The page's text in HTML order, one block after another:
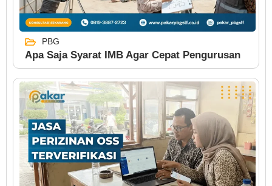
PBG
Apa Saja Syarat IMB Agar Cepat Pengurusan